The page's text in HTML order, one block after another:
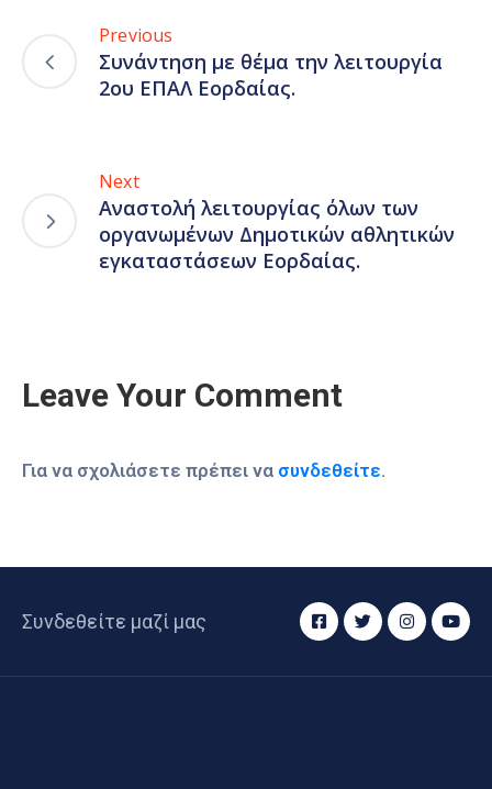
Previous
Συνάντηση με θέμα την λειτουργία
2ου ΕΠΑΛ Εορδαίας.
Next
Αναστολή λειτουργίας όλων των
οργανωμένων Δημοτικών αθλητικών
εγκαταστάσεων Εορδαίας.
Leave Your Comment
Για να σχολιάσετε πρέπει να συνδεθείτε.
Συνδεθείτε μαζί μας